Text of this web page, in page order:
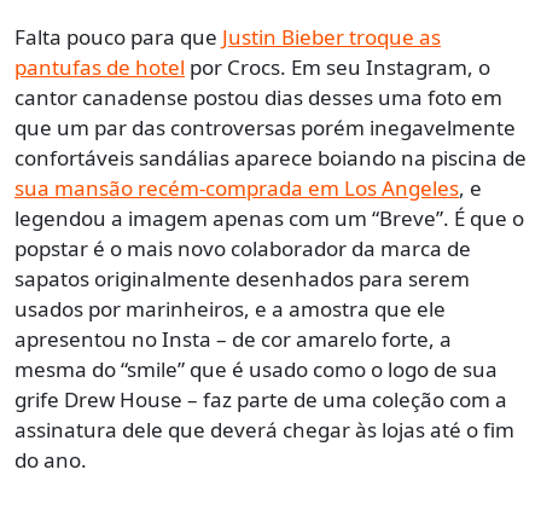
Falta pouco para que Justin Bieber troque as
pantufas de hotel por Crocs. Em seu Instagram, o
cantor canadense postou dias desses uma foto em
que um par das controversas porém inegavelmente
confortáveis sandálias aparece boiando na piscina de
sua mansão recém-comprada em Los Angeles, e
legendou a imagem apenas com um “Breve”. É que o
popstar é o mais novo colaborador da marca de
sapatos originalmente desenhados para serem
usados por marinheiros, e a amostra que ele
apresentou no Insta – de cor amarelo forte, a
mesma do “smile” que é usado como o logo de sua
grife Drew House – faz parte de uma coleção com a
assinatura dele que deverá chegar às lojas até o fim
do ano.